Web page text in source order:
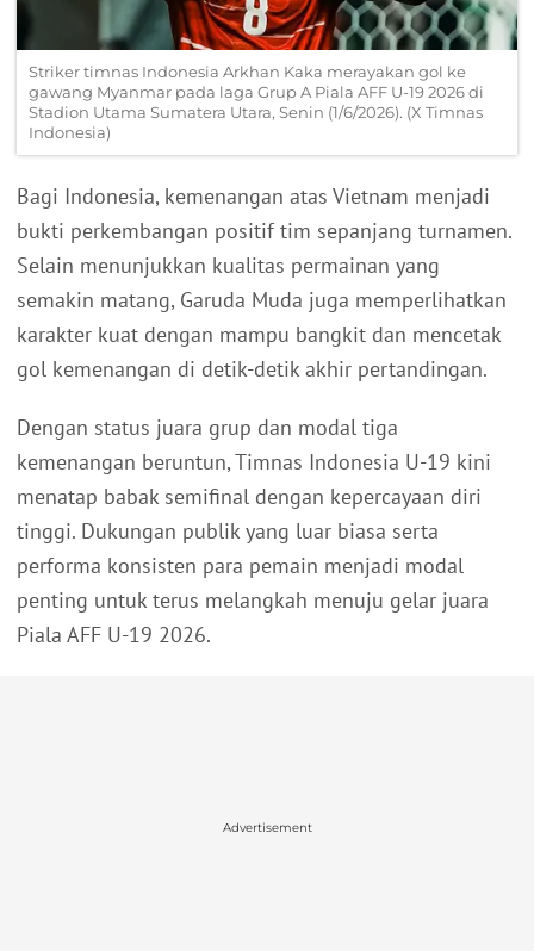
Striker timnas Indonesia Arkhan Kaka merayakan gol ke
gawang Myanmar pada laga Grup A Piala AFF U-19 2026 di
Stadion Utama Sumatera Utara, Senin (1/6/2026). (X Timnas
Indonesia)
Bagi Indonesia, kemenangan atas Vietnam menjadi
bukti perkembangan positif tim sepanjang turnamen.
Selain menunjukkan kualitas permainan yang
semakin matang, Garuda Muda juga memperlihatkan
karakter kuat dengan mampu bangkit dan mencetak
gol kemenangan di detik-detik akhir pertandingan.
Dengan status juara grup dan modal tiga
kemenangan beruntun, Timnas Indonesia U-19 kini
menatap babak semifinal dengan kepercayaan diri
tinggi. Dukungan publik yang luar biasa serta
performa konsisten para pemain menjadi modal
penting untuk terus melangkah menuju gelar juara
Piala AFF U-19 2026.
Advertisement